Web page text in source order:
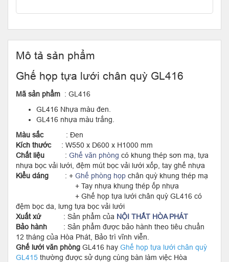
Mô tả sản phẩm
Ghế họp tựa lưới chân quỳ GL416
Mã sản phẩm : GL416
GL416 Nhựa màu đen.
GL416 nhựa màu trắng.
Màu sắc: Đen
Kích thước: W550 x D600 x H1000 mm
Chất liệu
: Ghế văn phòng có khung thép sơn mạ, tựa
nhựa bọc vải lưới, đệm mút bọc vải lưới xốp, tay ghế nhựa
Kiểu dáng : + Ghế phòng họp chân quỳ khung thép mạ
+ Tay nhựa khung thép ốp nhựa
+ Ghế họp tựa lưới chân quỳ GL416 có
đệm bọc da, lưng tựa bọc vải lưới
Xuất xứ: Sản phẩm của NỘI THẤT HÒA PHÁT
Bảo hành : Sản phẩm được bảo hành theo tiêu chuẩn
12 tháng của Hòa Phát, Bảo trì vĩnh viễn.
Ghế lưới văn phòng GL416 hay Ghế họp tựa lưới chân quỳ
GL415 thường được sử dụng cùng bàn làm việc Hòa